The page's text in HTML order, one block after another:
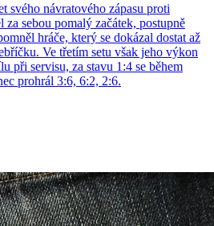
svého návratového zápasu proti
sebou pomalý začátek, postupně
hráče, který se dokázal dostat až
Ve třetím setu však jeho výkon
při servisu, za stavu 1:4 se během
prohrál 3:6, 6:2, 2:6.